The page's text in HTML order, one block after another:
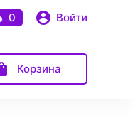
0 Войти
Корзина